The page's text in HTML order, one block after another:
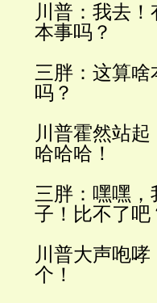
川普：我去！
本事吗？
三胖： 这算啥
吗？
川普霍然站
哈哈哈！
三胖：嘿嘿，
子！比不了吧
川普大声咆哮
个！